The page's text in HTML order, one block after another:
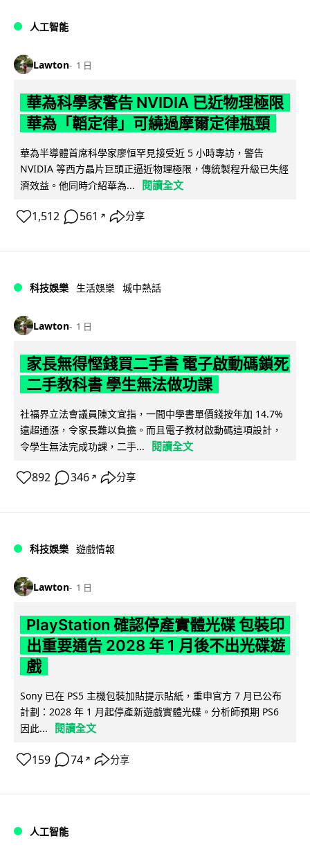
人工智能
Lawton 1 日
華為科學家警告 NVIDIA 已近物理極限
華為「韜定律」可繞過摩爾定律瓶頸
華為半導體首席科學家廖恒罕見接受近 5 小時專訪，警告
NVIDIA 等西方晶片巨頭正逼近物理極限，傳統製程升級已失經
濟效益。他同時介紹華為...
閱讀全文
1,512 561 ↗ 分享
科技娛樂 生活娛樂 城中熱話
Lawton 1 日
家長無得慳錢買二手書 電子啟動碼鎖死
二手教科書 學生無法做功課
社福界立法會議員陳文宜指，一間中學書單價錢按年加 14.7%
遠超通漲，令家長難以負擔。而且電子教材啟動碼這項設計，
令學生無法完成功課，二手...
閱讀全文
892 346 ↗ 分享
科技娛樂 遊戲情報
Lawton 1 日
PlayStation 確認停產實體光碟 包裝印
出重要通告 2028 年 1 月後不出光碟遊
戲
Sony 已在 PS5 主機包裝加貼提示貼紙，重申官方 7 月已公布
計劃：2028 年 1 月起停產新遊戲實體光碟。分析師預期 PS6
因此...
閱讀全文
159 74 ↗ 分享
人工智能